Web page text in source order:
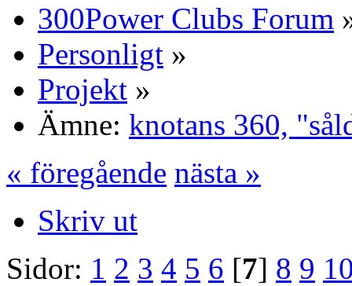
300Power Clubs Forum
Personligt »
Projekt »
Ämne: knotans 360,
« föregående nästa »
Skriv ut
Sidor: 1 2 3 4 5 6 [7] 8 9